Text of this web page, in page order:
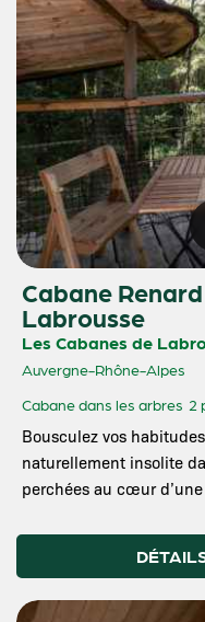
Cabane
Labrousse
Les Cabanes de
Auvergne-Rhône-Alpes
Cabane dans les arbres 2
Bousculez vos
naturellement insolite
perchées au cœur